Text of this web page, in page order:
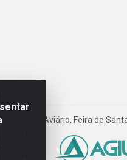
699 - Aviário, Feira de